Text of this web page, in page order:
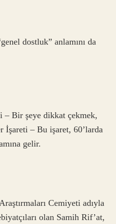
dostluk” anlamını da
– Bir şeye dikkat çekmek,
İşareti – Bu işaret, 60’larda
gelir.
Cemiyeti adıyla
olan Samih Rif’at,